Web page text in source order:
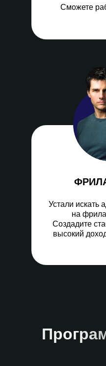
Сможете
Устали искать
на
Создадите
высокий